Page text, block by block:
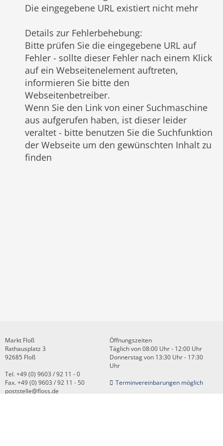
Die eingegebene URL existiert nicht mehr
Details zur Fehlerbehebung:
Bitte prüfen Sie die eingegebene URL auf
Fehler - sollte dieser Fehler nach einem Klick
auf ein Webseitenelement auftreten,
informieren Sie bitte den
Webseitenbetreiber.
Wenn Sie den Link von einer Suchmaschine
aus aufgerufen haben, ist dieser leider
veraltet - bitte benutzen Sie die Suchfunktion
der Webseite um den gewünschten Inhalt zu
finden
Markt Floß
Rathausplatz 3
92685 Floß
Tel. +49 (0) 9603 / 92 11 - 0
Fax. +49 (0) 9603 / 92 11 - 50
poststelle@floss.de
Öffnungszeiten
Täglich von 08:00 Uhr - 12:00 Uhr
Donnerstag von 13:30 Uhr - 17:30
Uhr
Terminvereinbarungen möglich